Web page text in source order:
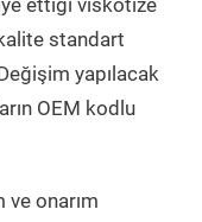
ettiği viskotize
standart
yapılacak
OEM kodlu
ve onarım